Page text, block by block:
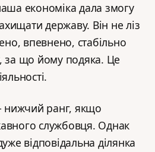
економіка дала змогу
державу. Він не ліз
впевнено, стабільно
за що йому подяка. Це
нижчий ранг, якщо
службовця. Однак
відповідальна ділянка